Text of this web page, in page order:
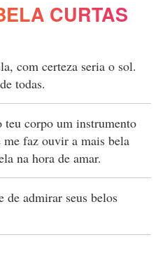
CURTAS
com certeza seria o sol.
todas.
corpo um instrumento
me faz ouvir a mais bela
na hora de amar.
de admirar seus belos